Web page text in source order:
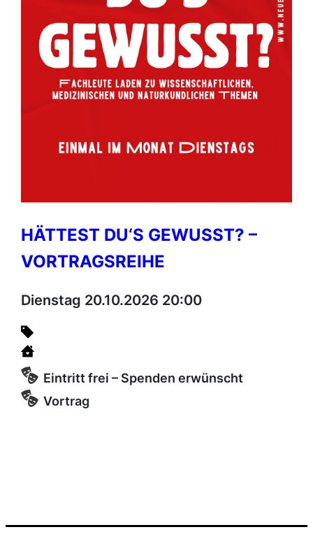
HÄTTEST DU‘S GEWUSST? –
VORTRAGSREIHE
Dienstag 20.10.2026 20:00
Eintritt frei – Spenden erwünscht
Vortrag